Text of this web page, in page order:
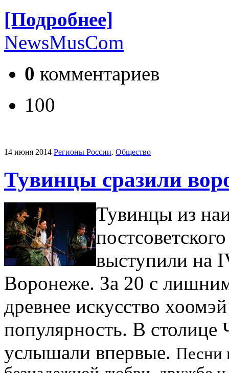
[Подробнее]
NewsMusCom
0 комментариев
100
14 июня 2014 Регионы России. Общество
Тувинцы сразили
Тувинцы из
выступили на
Воронеже. За 20 с
древнее искусство
популярность. В столице
услышали впервые. Песни